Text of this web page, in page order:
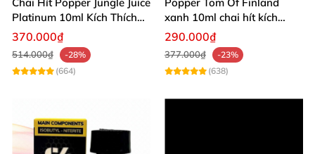
Platinum 10ml Kích Thích
Mạnh
370.000₫
514.000₫
-28%
(664)
xanh 10ml chai hít kích
thích mạnh mẽ
290.000₫
377.000₫
-23%
(638)